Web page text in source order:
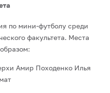
по мини-футболу среди
факультета. Места
Амир Походенко Илья